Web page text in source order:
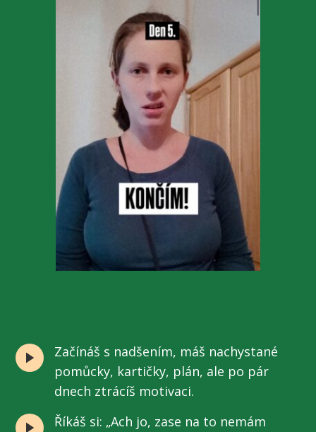
Začínáš s nadšením, máš nachystané
pomůcky, kartičky, plán, ale po pár
dnech ztrácíš motivaci.
Říkáš si: „Ach jo, zase na to nemám